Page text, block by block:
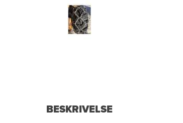
BESKRIVELSE